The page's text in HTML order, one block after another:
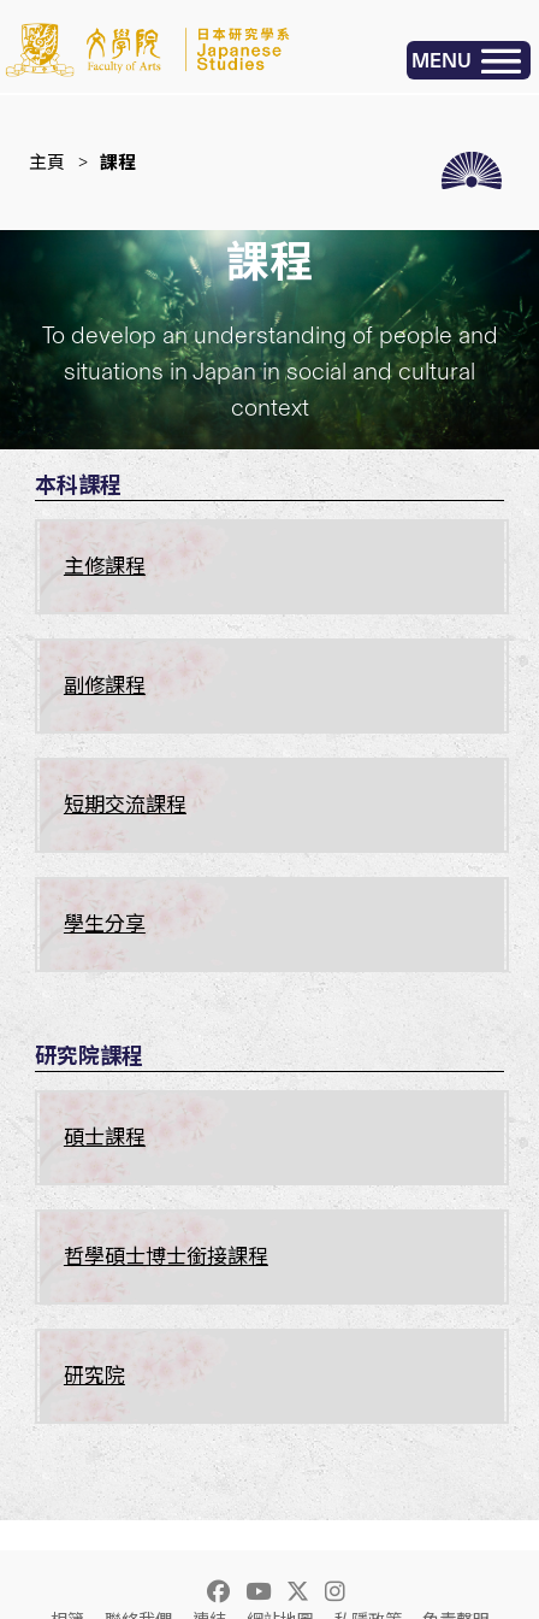
MENU
主頁 > 課程
課程
To develop an understanding of people and
situations in Japan in social and cultural
context
本科課程
主修課程
副修課程
短期交流課程
學生分享
研究院課程
碩士課程
哲學碩士博士銜接課程
研究院